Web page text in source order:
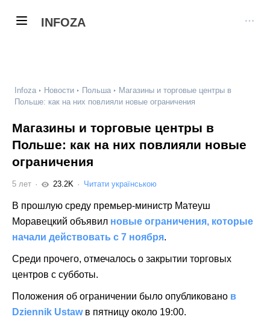
INFOZA
Infoza Новости Польша
Магазины и торговые центры в
Польше: как на них повлияли новые ограничения
Магазины и торговые центры в
Польше: как на них повлияли новые
ограничения
5 лет 23.2K Читати українською
В прошлую среду премьер-министр Матеуш
Моравецкий объявил новые ограничения, которые
начали действовать с 7 ноября.
Среди прочего, отмечалось о закрытии торговых
центров с субботы.
Положения об ограничении было опубликовано в
Dziennik Ustawв пятницу около 19:00.